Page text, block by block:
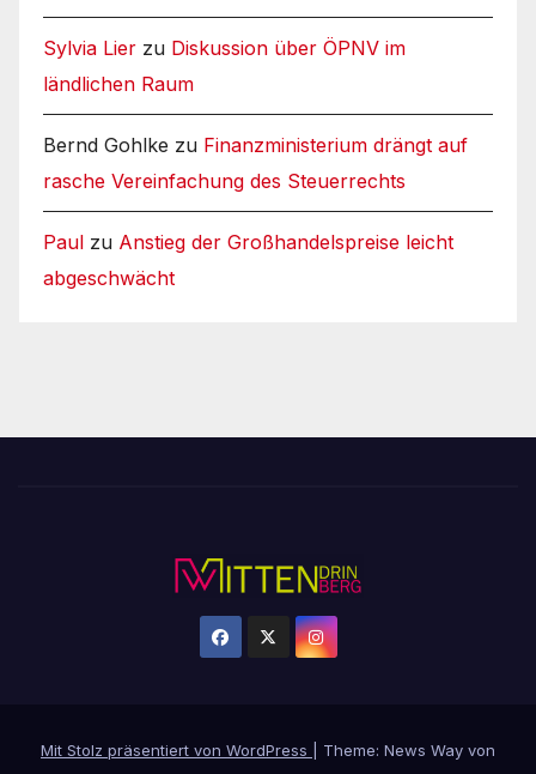
Sylvia Lier zu Diskussion über ÖPNV im
ländlichen Raum
Bernd Gohlke zu Finanzministerium drängt auf
rasche Vereinfachung des Steuerrechts
Paul zu Anstieg der Großhandelspreise leicht
abgeschwächt
Mit Stolz präsentiert von WordPress
Theme: News Way von